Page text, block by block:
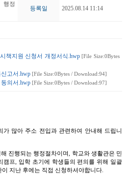
행정
등록일 2025.08.14 11:14
책지원 신청서 개정서식.hwp[File Size:0Bytes
고서.hwp [File Size:0Bytes / Download:94]
의서.hwp [File Size:0Bytes / Download:97]
많아 주소 전입과 관련하여 안내해 드립니
진행되는 행정절차이며, 학교와 생활관은 민
캠프, 입학 초기에 학생들의 편의를 위해 일괄
지난 후에는 직접 신청하셔야합니다.